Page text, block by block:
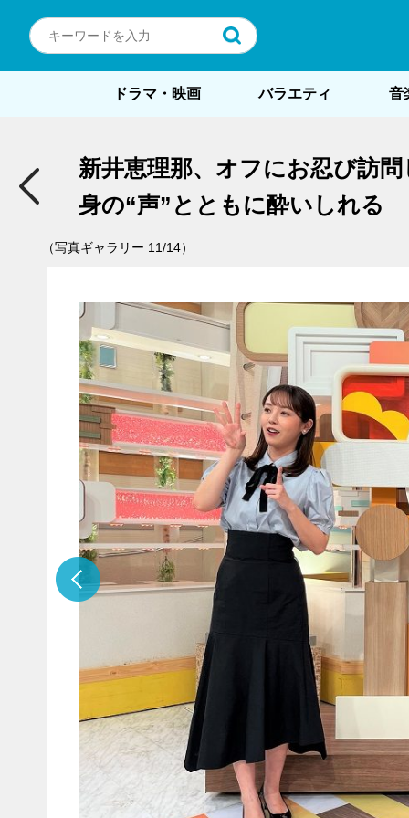
ドラマ・映画 バラエティ 音
新井恵理那、オフにお忍び訪
身の“声”とともに酔いしれる
（写真ギャラリー 11/14）